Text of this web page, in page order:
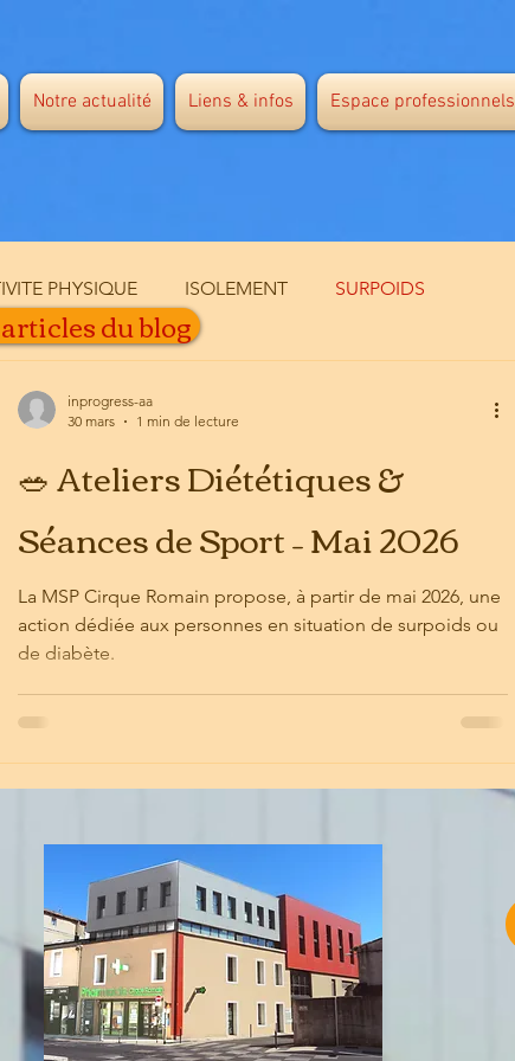
Notre actualité Liens & infos Espace professionnels
PHYSIQUE ISOLEMENT SURPOIDS
AUX SOINS
🥗 Ateliers Diététiques &
Séances de Sport – Mai 2026
La MSP Cirque Romain propose, à partir de mai 2026, une
action dédiée aux personnes en situation de surpoids ou
de diabète.
inprogress-aa
30 mars
1 min de lecture
du blog